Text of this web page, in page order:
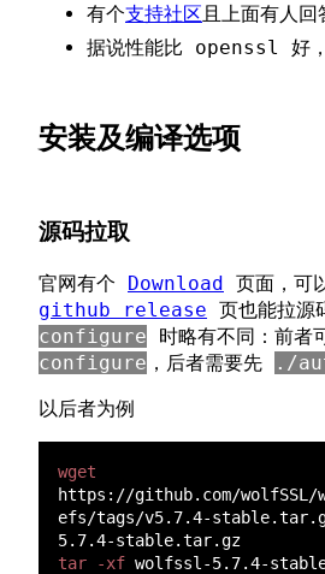
有个支持社区 且上面有人回
据说性能比 openssl 好
安装及编译选项
源码拉取
官网有个 Download 页面，可
github release 页也能拉源
configure 时略有不同：前者
configure ，后者需要先
./
以后者为例
wget
https://github.com/
efs/tags/v5.7.4-
tar -xf